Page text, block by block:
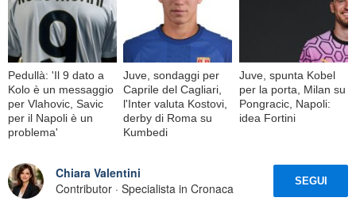
Pedullà: 'Il 9 dato a
Kolo è un messaggio
per Vlahovic, Savic
per il Napoli è un
problema'
Juve, sondaggi per
Caprile del Cagliari,
l'Inter valuta Kostovi,
derby di Roma su
Kumbedi
Juve, spunta Kobel
per la porta, Milan su
Pongracic, Napoli:
idea Fortini
Chiara Valentini
Contributor · Specialista in Cronaca
SEGUI